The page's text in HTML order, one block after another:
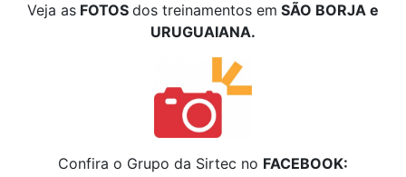
Veja as FOTOS dos treinamentos em SÃO BORJA e
URUGUAIANA.
Confira o Grupo da Sirtec no FACEBOOK: